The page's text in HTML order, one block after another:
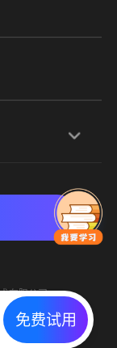
有限公司
号
免费试用